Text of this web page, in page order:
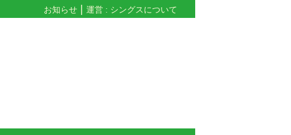
お知らせ 運営 : シングスについて